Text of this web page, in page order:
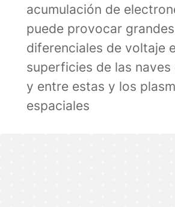
acumulación de
puede provocar grandes
diferenciales de voltaje
superficies de las naves
y entre estas y los
espaciales